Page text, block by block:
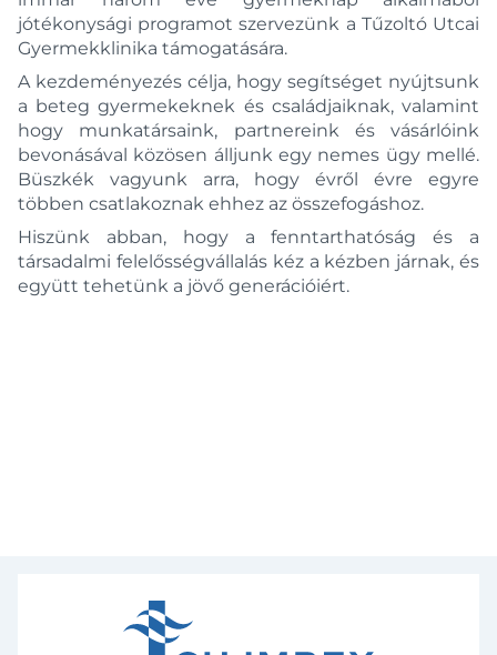
Sense
Simple
Slime
Smile
Soller
Spring
Standard
Stillo
Stratos
Talassa
Vasto
Vernis
jótékonysági programot szervezünk a Tűzoltó Utcai
Gyermekklinika támogatására.
A kezdeményezés célja, hogy segítséget nyújtsunk
a beteg gyermekeknek és családjaiknak, valamint
hogy munkatársaink, partnereink és vásárlóink
bevonásával közösen álljunk egy nemes ügy mellé.
Büszkék vagyunk arra, hogy évről évre egyre
többen csatlakoznak ehhez az összefogáshoz.
Hiszünk abban, hogy a fenntarthatóság és a
társadalmi felelősségvállalás kéz a kézben járnak, és
együtt tehetünk a jövő generációiért.